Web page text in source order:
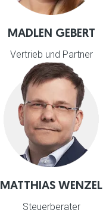
MADLEN GEBERT
Vertrieb und Partner
MATTHIAS WENZEL
Steuerberater